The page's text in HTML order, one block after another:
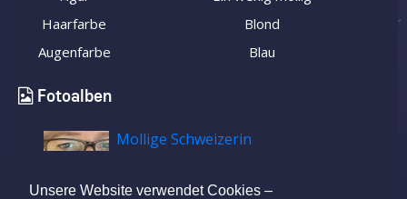
Unsere Website verwendet Cookies –
Haarfarbe
Blond
Augenfarbe
Blau
Fotoalben
Mollige Schweizerin